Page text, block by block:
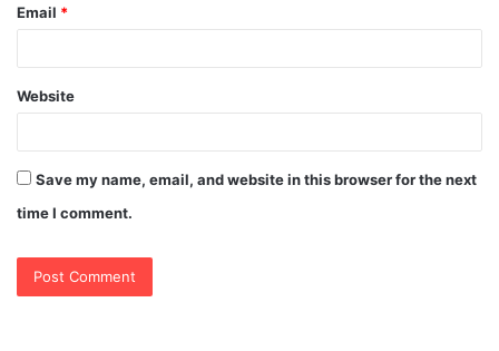
Email *
Website
Save my name, email, and website in this browser for the next
time I comment.